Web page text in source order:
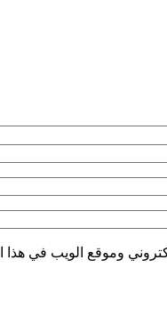
وموقع الويب في هذا